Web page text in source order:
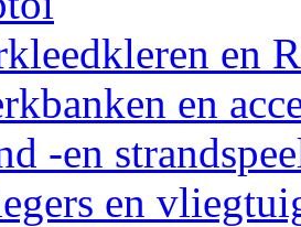
en
en
-en
en